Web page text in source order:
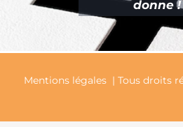
donne !
Mentions légales | Tous droits